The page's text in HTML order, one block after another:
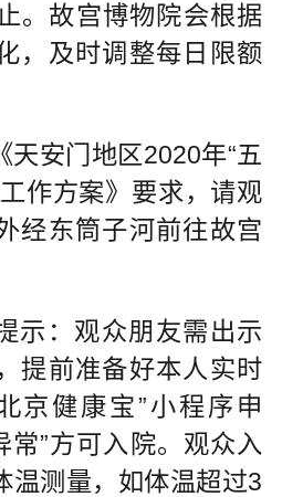
。故宫博物院会根据
，及时调整每日限额
天安门地区2020年“五
作方案》要求，请观
经东筒子河前往故宫
示：观众朋友需出示
提前准备好本人实时
京健康宝”小程序申
常”方可入院。观众入
温测量，如体温超过3